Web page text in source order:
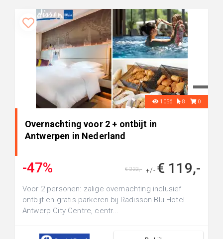
1056 8 0
Overnachting voor 2 + ontbijt in
Antwerpen in Nederland
-47% +/- € 119,-
€ 222,-
Voor 2 personen: zalige overnachting inclusief
ontbijt en gratis parkeren bij Radisson Blu Hotel
Antwerp City Centre, centr...